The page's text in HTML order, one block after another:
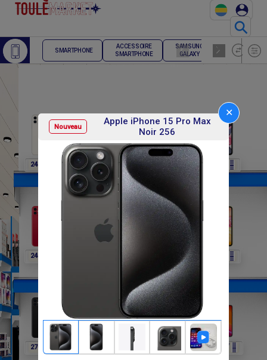
⚲
Nouveau
Apple iPhone 15 Pro Max
Noir 256
✕
SMARTPHONE
ACCESSOIRE
SMARTPHONE
SAMSUNG
GALAXY
TELEPHONE
FIXE
248 400 248 400F 248 400 F 248 400 248 400
248 400 270 000 270 000
270 000 270 000F 302 400 302 400 F